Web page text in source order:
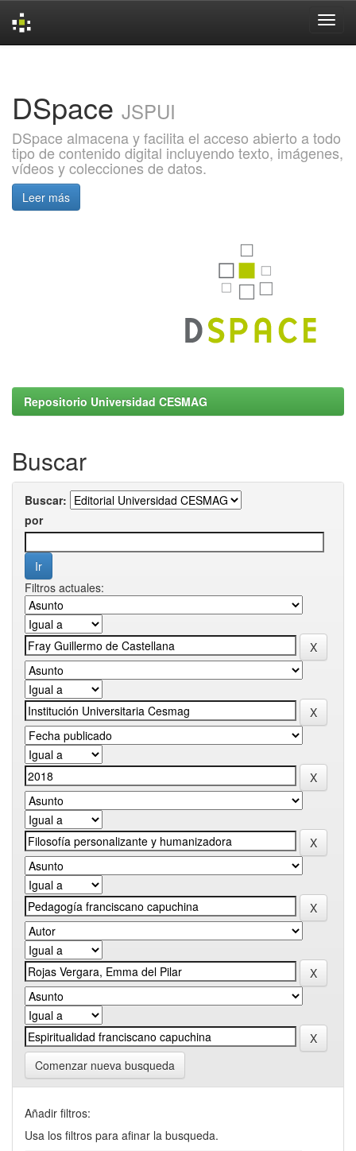
DSpace JSPUI
DSpace almacena y facilita el acceso abierto a todo
tipo de contenido digital incluyendo texto, imágenes,
vídeos y colecciones de datos.
Leer más
Repositorio Universidad CESMAG
Buscar
Buscar:
por
Filtros actuales:
Comenzar nueva busqueda
Añadir filtros:
Usa los filtros para afinar la busqueda.